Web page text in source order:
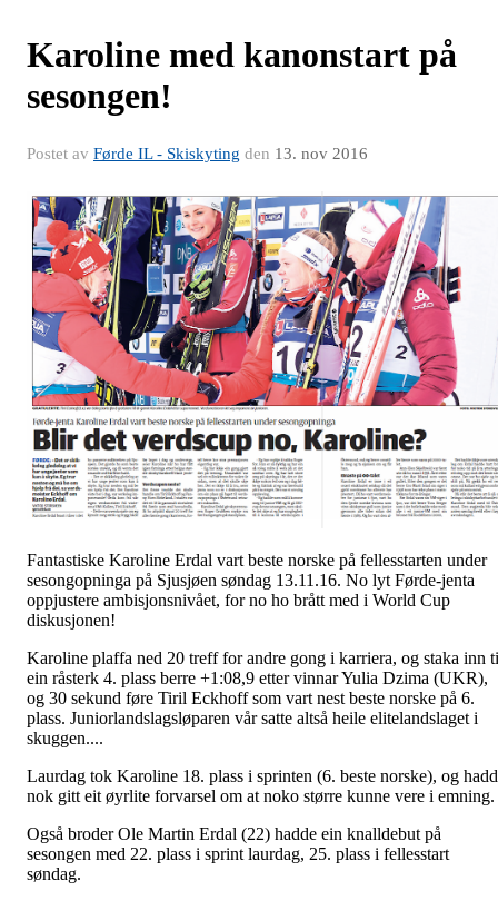
Karoline med kanonstart på
sesongen!
Postet av Førde IL - Skiskyting den 13. nov 2016
Fantastiske Karoline Erdal vart beste norske på fellesstarten under
sesongopninga på Sjusjøen søndag 13.11.16. No lyt Førde-jenta
oppjustere ambisjonsnivået, for no ho brått med i World Cup
diskusjonen!
Karoline plaffa ned 20 treff for andre gong i karriera, og staka inn
ein råsterk 4. plass berre +1:08,9 etter vinnar Yulia Dzima (UKR),
og 30 sekund føre Tiril Eckhoff som vart nest beste norske på 6.
plass. Juniorlandslagsløparen vår satte altså heile elitelandslaget i
skuggen....
Laurdag tok Karoline 18. plass i sprinten (6. beste norske), og
nok gitt eit øyrlite forvarsel om at noko større kunne vere i emning.
Også broder Ole Martin Erdal (22) hadde ein knalldebut på
sesongen med 22. plass i sprint laurdag, 25. plass i fellesstart
søndag.